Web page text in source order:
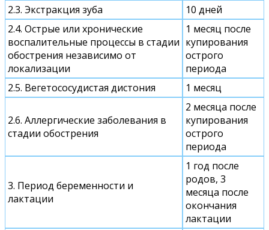
2.3. Экстракция зуба
10 дней
2.4. Острые или хронические
воспалительные процессы в стадии
обострения независимо от
локализации
1 месяц после
купирования
острого
периода
2.5. Вегетососудистая дистония
1 месяц
2.6. Аллергические заболевания в
стадии обострения
2 месяца после
купирования
острого
периода
3. Период беременности и
лактации
1 год после
родов, 3
месяца после
окончания
лактации